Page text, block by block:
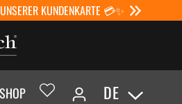
KUNDENKARTE 💳✨
DE